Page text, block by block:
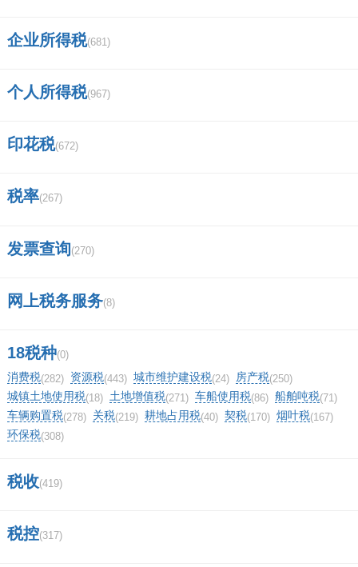
1.本表由车辆购置税纳税人（或代理申报人）在
管理系统打印，交纳税人签章确认。
2.“纳税人名称”，填写纳税人名称。
机构代码证》或《税务登记证》；个人纳税人填
写《居民身份证》或其他身份证明名称。
《税务登记证》、《居民身份证》或其他身份证
5.“车辆类别”栏，在表中所列项目中划√。
6.“生产企业名称”栏，国产车辆填写国内生产企
（车架号码）”栏，分别填写车辆整车出厂合格
企业所得税(681)
个人所得税(967)
印花税(672)
税率(267)
发票查询(270)
网上税务服务(8)
18税种(0)
消费税(282) 资源税(443) 城市维护建设税(24) 房产税(250)
城镇土地使用税(18) 土地增值税(271) 车船使用税(86) 船舶吨税(71)
车辆购置税(278) 关税(219) 耕地占用税(40) 契税(170) 烟叶税(167)
环保税(308)
税收(419)
税控(317)